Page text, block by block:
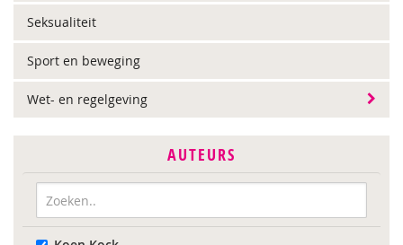
Seksualiteit
Sport en beweging
Wet- en regelgeving
AUTEURS